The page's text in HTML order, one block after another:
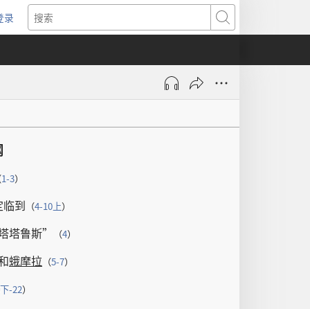
录
打
搜
索
1-3）
临到 （4-10 上）
塔鲁斯” （4）
蛾摩拉 （5-7）
下-22）